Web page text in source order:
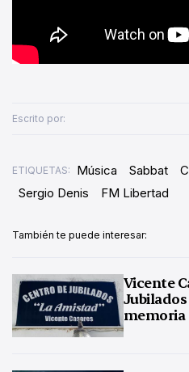
Escrito por:
ETIQUETAS: Música Sabbat
Sergio Denis
FM Libertad
También te puede interesar:
Vicente
memoria